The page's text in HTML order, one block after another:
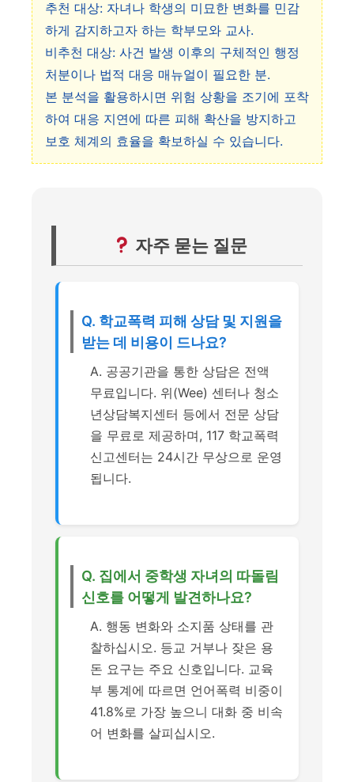
추천 대상: 자녀나 학생의 미묘한 변화를 민감
하게 감지하고자 하는 학부모와 교사.
비추천 대상: 사건 발생 이후의 구체적인 행정
처분이나 법적 대응 매뉴얼이 필요한 분.
본 분석을 활용하시면 위험 상황을 조기에 포착
하여 대응 지연에 따른 피해 확산을 방지하고
보호 체계의 효율을 확보하실 수 있습니다.
자주 묻는 질문
Q. 학교폭력 피해 상담 및 지원을
받는 데 비용이 드나요?
A. 공공기관을 통한 상담은 전액
무료입니다. 위(Wee) 센터나 청소
년상담복지센터 등에서 전문 상담
을 무료로 제공하며, 117 학교폭력
신고센터는 24시간 무상으로 운영
됩니다.
Q. 집에서 중학생 자녀의 따돌림
신호를 어떻게 발견하나요?
A. 행동 변화와 소지품 상태를 관
찰하십시오. 등교 거부나 잦은 용
돈 요구는 주요 신호입니다. 교육
부 통계에 따르면 언어폭력 비중이
41.8%로 가장 높으니 대화 중 비속
어 변화를 살피십시오.